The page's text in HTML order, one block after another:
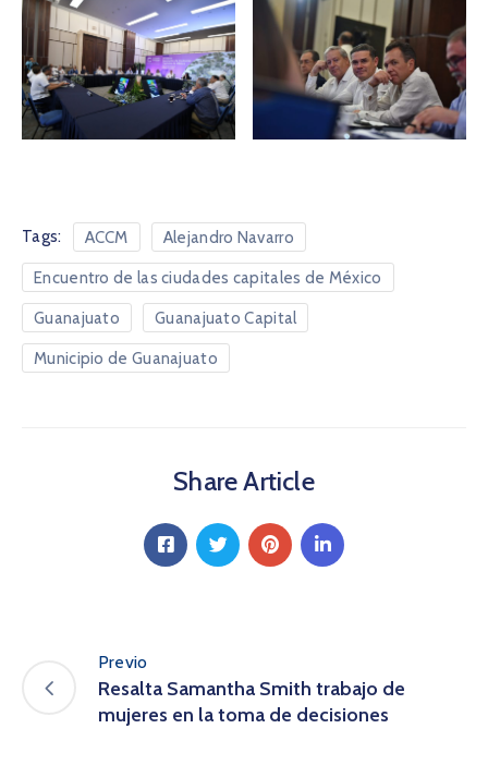
Tags: ACCM Alejandro Navarro
Encuentro de las ciudades capitales de México
Guanajuato Guanajuato Capital
Municipio de Guanajuato
Share Article
Previo
Resalta Samantha Smith trabajo de
mujeres en la toma de decisiones